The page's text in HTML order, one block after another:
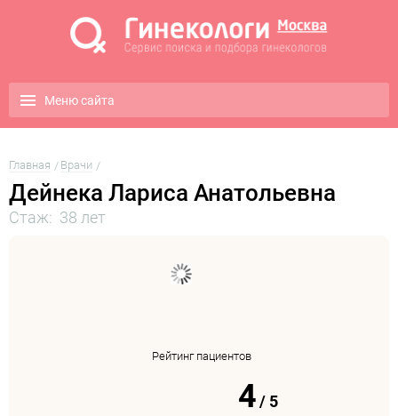
Меню сайта
Главная Врачи
Дейнека Лариса Анатольевна
Стаж: 38 лет
Рейтинг пациентов
4/5